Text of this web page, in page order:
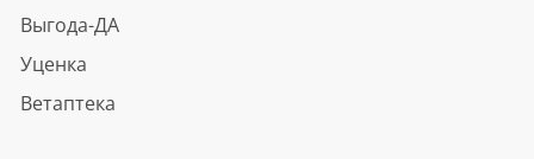
Выгода-ДА
Уценка
Ветаптека